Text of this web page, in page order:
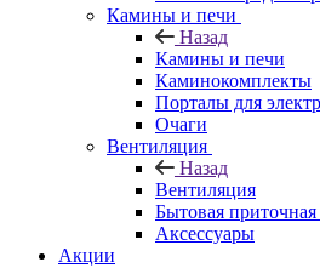
Камины и печи
Назад
Камины и печи
Каминокомплекты
Порталы для
Очаги
Вентиляция
Назад
Вентиляция
Бытовая
Аксессуары
Акции